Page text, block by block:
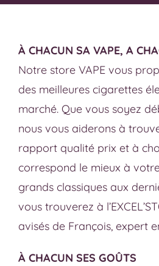
À CHACUN SA VAPE, A
Notre store VAPE vous
des meilleures cigarettes
marché. Que vous soyez
nous vous aiderons à
rapport qualité prix et à
correspond le mieux à
grands classiques aux
vous trouverez à
avisés de François, expert
À CHACUN SES GOÛTS